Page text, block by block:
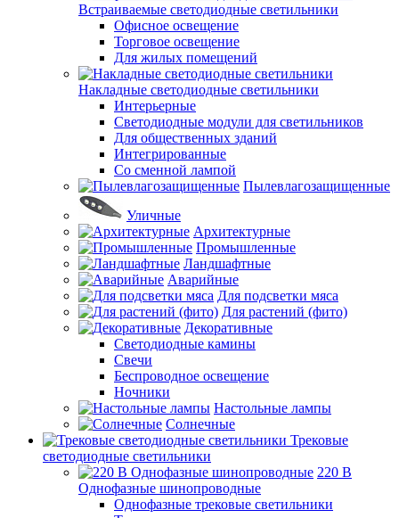
Встраиваемые светодиодные светильники
Офисное освещение
Торговое освещение
Для жилых помещений
Накладные светодиодные светильники
Интерьерные
Светодиодные модули для светильников
Для общественных зданий
Интегрированные
Со сменной лампой
Пылевлагозащищенные
Уличные
Архитектурные
Промышленные
Ландшафтные
Аварийные
Для подсветки мяса
Для растений (фито)
Декоративные
Светодиодные камины
Свечи
Беспроводное освещение
Ночники
Настольные лампы
Солнечные
Трековые
светодиодные светильники
220 B
Однофазные шинопроводные
Однофазные трековые светильники